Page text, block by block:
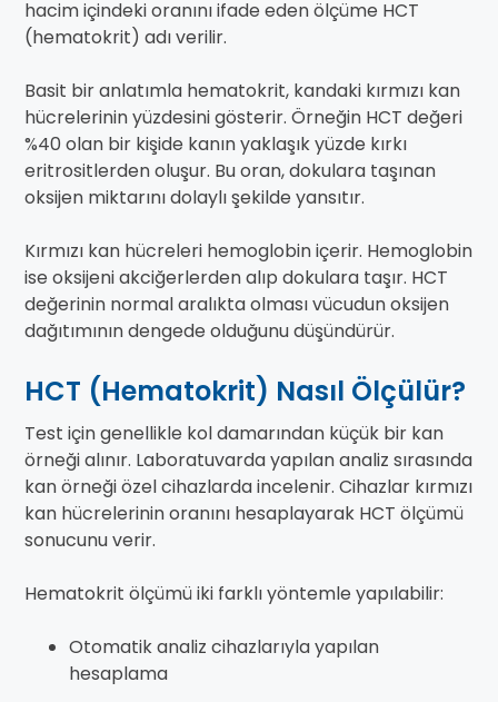
hacim içindeki oranını ifade eden ölçüme HCT
(hematokrit) adı verilir.
Basit bir anlatımla hematokrit, kandaki kırmızı kan
hücrelerinin yüzdesini gösterir. Örneğin HCT değeri
%40 olan bir kişide kanın yaklaşık yüzde kırkı
eritrositlerden oluşur. Bu oran, dokulara taşınan
oksijen miktarını dolaylı şekilde yansıtır.
Kırmızı kan hücreleri hemoglobin içerir. Hemoglobin
ise oksijeni akciğerlerden alıp dokulara taşır. HCT
değerinin normal aralıkta olması vücudun oksijen
dağıtımının dengede olduğunu düşündürür.
HCT (Hematokrit) Nasıl Ölçülür?
Test için genellikle kol damarından küçük bir kan
örneği alınır. Laboratuvarda yapılan analiz sırasında
kan örneği özel cihazlarda incelenir. Cihazlar kırmızı
kan hücrelerinin oranını hesaplayarak HCT ölçümü
sonucunu verir.
Hematokrit ölçümü iki farklı yöntemle yapılabilir:
Otomatik analiz cihazlarıyla yapılan
hesaplama